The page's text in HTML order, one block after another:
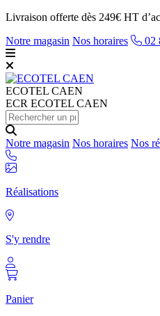
Livraison offerte dès 249€ HT
Notre magasin Nos horaires 02
ECOTEL CAEN
ECR ECOTEL CAEN
Notre magasin Nos horaires Nos
Réalisations
S'y rendre
Panier